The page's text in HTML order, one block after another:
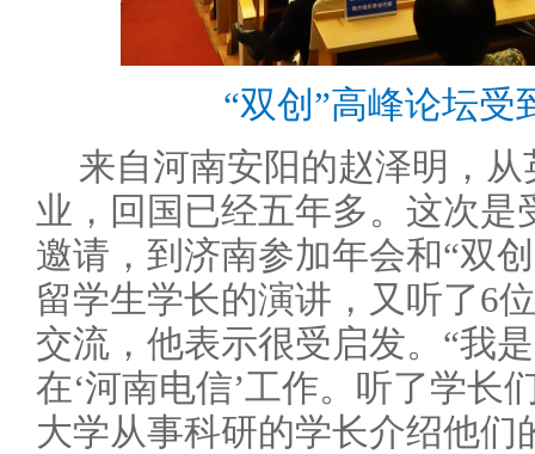
“双创”高峰论坛受
来自河南安阳的赵泽明，
业，回国已经五年多。这次是
邀请，到济南参加年会和“双
留学生学长的演讲，又听了6
交流，他表示很受启发。“我
在‘河南电信’工作。听了学长
大学从事科研的学长介绍他们